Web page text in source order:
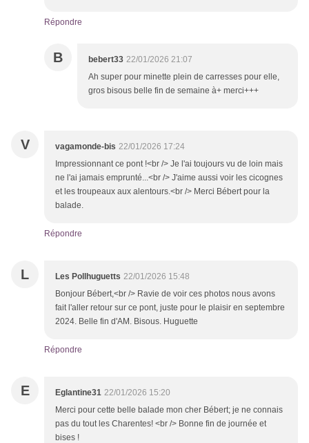
Répondre
B bebert33 22/01/2026 21:07
Ah super pour minette plein de carresses pour elle,
gros bisous belle fin de semaine à+ merci+++
V vagamonde-bis 22/01/2026 17:24
Impressionnant ce pont !<br /> Je l'ai toujours vu de loin mais
ne l'ai jamais emprunté...<br /> J'aime aussi voir les cicognes
et les troupeaux aux alentours.<br /> Merci Bébert pour la
balade.
Répondre
L Les Pollhuguetts 22/01/2026 15:48
Bonjour Bébert,<br /> Ravie de voir ces photos nous avons
fait l'aller retour sur ce pont, juste pour le plaisir en septembre
2024. Belle fin d'AM. Bisous. Huguette
Répondre
E Eglantine31 22/01/2026 15:20
Merci pour cette belle balade mon cher Bébert; je ne connais
pas du tout les Charentes! <br /> Bonne fin de journée et
bises !